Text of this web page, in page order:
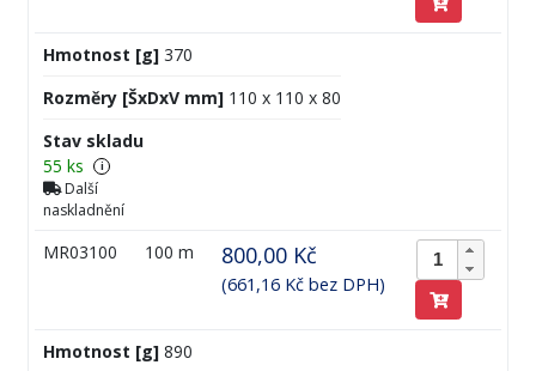
Hmotnost [g] 370
Rozměry [ŠxDxV mm] 110 x 110 x 80
Stav skladu
55 ks
i
Další
naskladnění
MR03100 100 m 800,00 Kč
(661,16 Kč bez DPH)
Hmotnost [g] 890